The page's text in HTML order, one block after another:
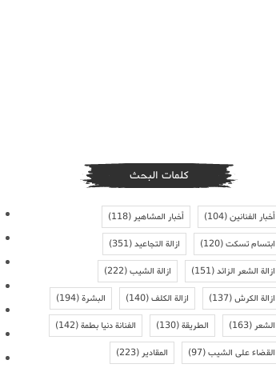
كلمات البحث
أخبار الفنانين(104) أخبار المشاهير(118)
ابتسام تسكت(120) ازالة التجاعيد(351)
ازالة الشعر الزائد(151) ازالة الشيب(222)
ازالة الكرش(137) ازالة الكلف(140) البشرة(194)
الشعر(163) الطريقة(130) الفنانة دنيا بطمة(142)
القضاء على الشيب(97) المقادير(223)